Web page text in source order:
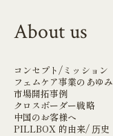
About us
コンセプト/ミッション
フェムケア事業のあゆみ
市場開拓事例
クロスボーダー戦略
中国のお客様へ
PILLBOX 的由来/ 历史